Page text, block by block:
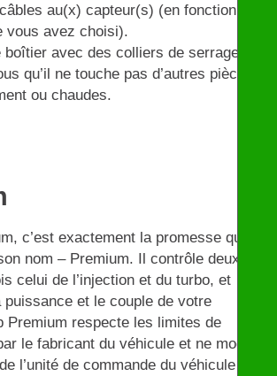
au(x) capteur(s) (en fonction du
vous avez choisi).
avec des colliers de serrage et
qu’il ne touche pas d’autres pièces
ou chaudes.
c’est exactement la promesse qui
nom – Premium. Il contrôle deux
celui de l’injection et du turbo, et
et le couple de votre
Premium respecte les limites de
le fabricant du véhicule et ne modifie
l’unité de commande du véhicule